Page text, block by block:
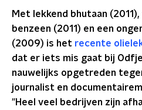
Met lekkend bhutaan
benzeen (2011) en een
(2009) is het recente
dat er iets mis gaat bij
nauwelijks opgetreden
journalist en
"Heel veel bedrijven zijn